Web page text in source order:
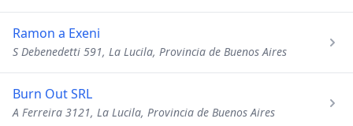
Ramon a Exeni
S Debenedetti 591, La Lucila, Provincia de Buenos Aires
Burn Out SRL
A Ferreira 3121, La Lucila, Provincia de Buenos Aires